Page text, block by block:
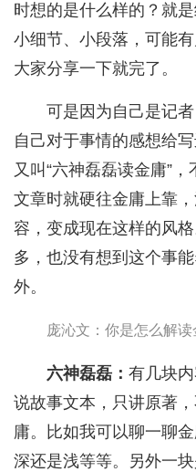
时想的是什么样的？就
小细节、小段落，可能
大家分享一下就完了。
可是因为自己是记
自己对于事情的感想给
又叫“六神磊磊读金庸”
文章时就硬往金庸上靠
容，变成现在这样的风
多，也没有想到这个事
外。
庞沁文：你是怎么解
六神磊磊： 有几块
说故事文本，只讲原著
庸。比如我可以聊一聊
深还是浅等等。另外一